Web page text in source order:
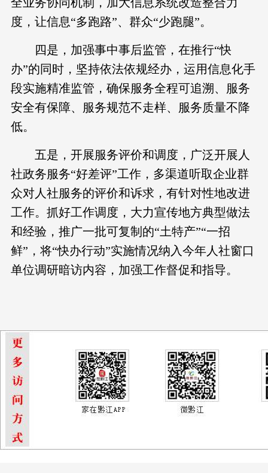
度，让信息“多跑路”、群众“少跑腿”。
四是，加强事中事后监管，在推行“快
办”的同时，坚持依法依规经办，运用信息化手
段实施精准监管，确保服务全程可追溯、服务
安全有保障、服务规范不走样、服务质量不降
低。
五是，开展服务评价和调度，广泛开展人
社政务服务“好差评”工作，多渠道听取企业群
众对人社服务的评价和诉求，有针对性地改进
工作。抓好工作调度，大力宣传地方典型做法
和经验，推广一批可复制的“土特产”“一招
鲜”，将“快办行动”实施情况纳入今年人社窗口
单位调研暗访内容，加强工作督促和指导。